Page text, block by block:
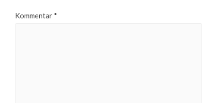
Kommentar *